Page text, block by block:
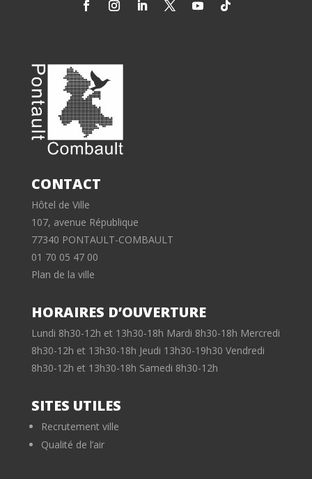
CONTACT
Hôtel de Ville
107, avenue République
77340 PONTAULT-COMBAULT
01 70 05 47 00
Plan de la ville
HORAIRES D’OUVERTURE
Lundi 8h30-12h et 13h30-18h Mardi 8h30-18h Mercredi
8h30-12h et 13h30-18h Jeudi 13h30-19h30 Vendredi
8h30-12h et 13h30-18h Samedi 8h30-12h
SITES UTILES
Recrutement ville
Qualité de l’air